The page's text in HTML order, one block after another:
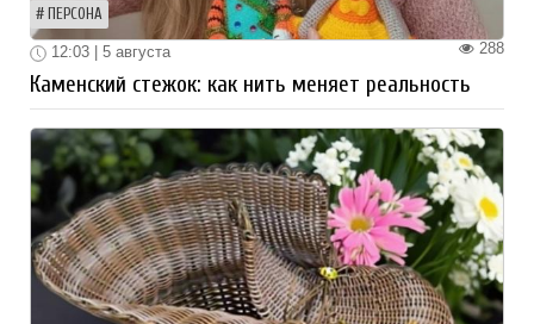
ПЕРСОНА
288
12:03 | 5 августа
Каменский стежок: как нить меняет реальность